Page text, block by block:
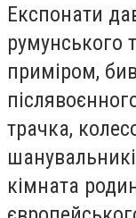
Експонати
румунського
приміром,
трачка,
кімната